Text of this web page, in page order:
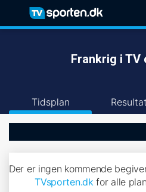
Frankrig i TV
Tidsplan
Der er ingen kommende
TVsporten.dkfor alle